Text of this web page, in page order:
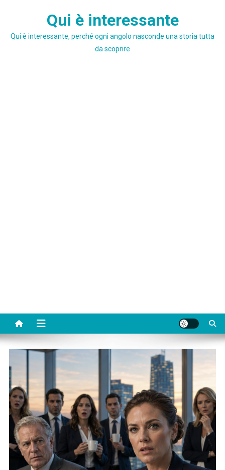
Qui è interessante
Qui è interessante, perché ogni angolo nasconde una storia tutta
da scoprire